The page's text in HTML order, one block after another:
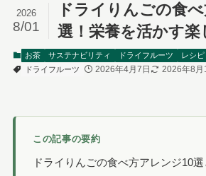
ドライりんごの食
選！栄養を活かす楽
2026
8/01
お茶 サステナビリティ ドライフルーツ レシ
ドライフルーツ
2026年4月7日 2026年8月
この記事の要約
ドライりんごの食べ方アレンジ10